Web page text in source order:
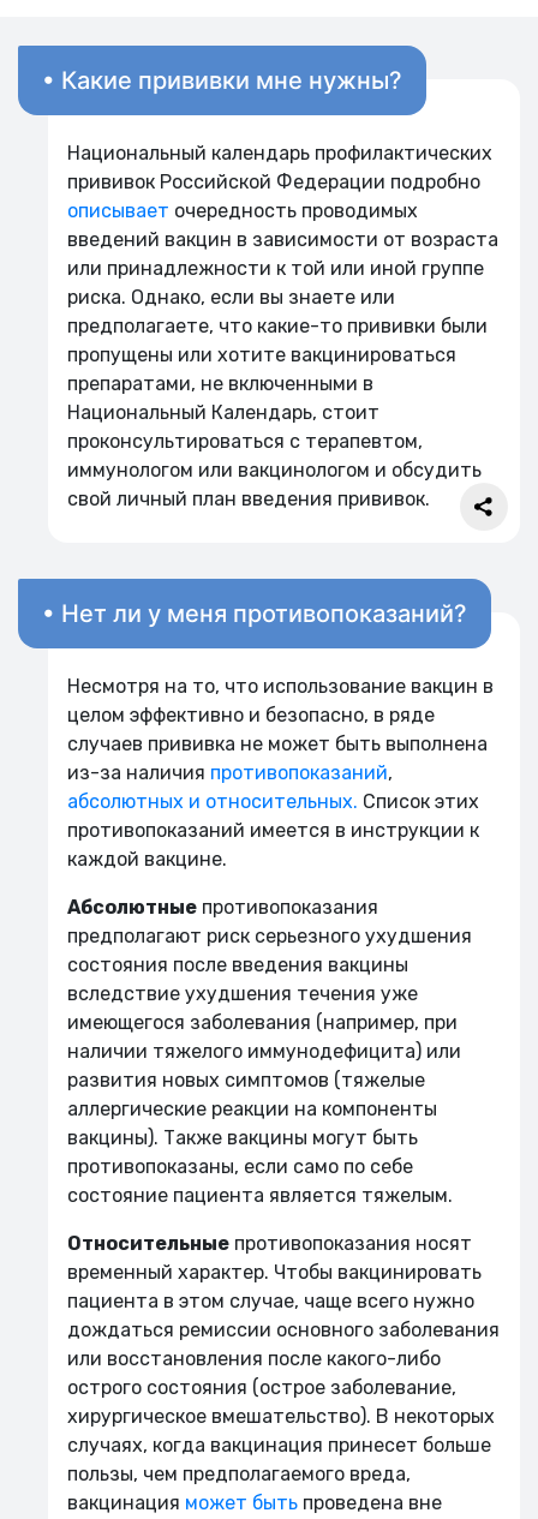
• Какие прививки мне нужны?
Национальный календарь профилактических
прививок Российской Федерации подробно
описывает очередность проводимых
введений вакцин в зависимости от возраста
или принадлежности к той или иной группе
риска. Однако, если вы знаете или
предполагаете, что какие-то прививки были
пропущены или хотите вакцинироваться
препаратами, не включенными в
Национальный Календарь, стоит
проконсультироваться с терапевтом,
иммунологом или вакцинологом и обсудить
свой личный план введения прививок.
• Нет ли у меня противопоказаний?
Несмотря на то, что использование вакцин в
целом эффективно и безопасно, в ряде
случаев прививка не может быть выполнена
из-за наличия противопоказаний,
абсолютных и относительных. Список этих
противопоказаний имеется в инструкции к
каждой вакцине.
Абсолютные противопоказания
предполагают риск серьезного ухудшения
состояния после введения вакцины
вследствие ухудшения течения уже
имеющегося заболевания (например, при
наличии тяжелого иммунодефицита) или
развития новых симптомов (тяжелые
аллергические реакции на компоненты
вакцины). Также вакцины могут быть
противопоказаны, если само по себе
состояние пациента является тяжелым.
Относительные противопоказания носят
временный характер. Чтобы вакцинировать
пациента в этом случае, чаще всего нужно
дождаться ремиссии основного заболевания
или восстановления после какого-либо
острого состояния (острое заболевание,
хирургическое вмешательство). В некоторых
случаях, когда вакцинация принесет больше
пользы, чем предполагаемого вреда,
вакцинация может быть проведена вне